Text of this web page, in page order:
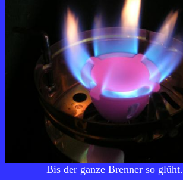
Bis der ganze Brenner so